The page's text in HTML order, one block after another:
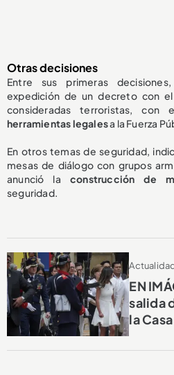
Otras decisiones
Entre sus primeras
expedición de un decreto con
consideradas terroristas,
herramientas legalesa la Fuerza
En otros temas de seguridad,
mesas de diálogo con grupos
anunció la construcción de
seguridad.
EN
salida
la